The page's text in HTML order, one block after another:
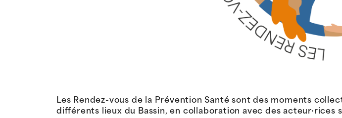
Les Rendez-vous de la Prévention Santé sont des moments
différents lieux du Bassin, en collaboration avec des acteur·rices